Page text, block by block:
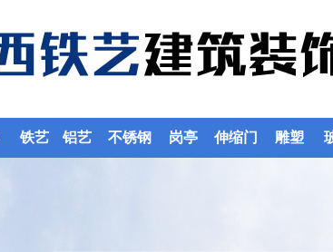
铁艺 铝艺 不锈钢 岗亭 伸缩门 雕塑